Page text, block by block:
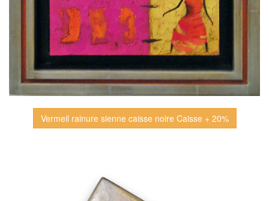
Vermeil rainure sienne caisse noire Caisse + 20%